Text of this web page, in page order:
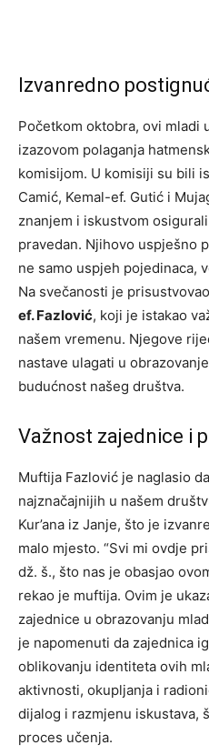
Izvanredno
Početkom oktobra, ovi mladi
izazovom polaganja
komisijom. U komisiji su bili
Camić, Kemal-ef. Gutić i
znanjem i iskustvom
pravedan. Njihovo uspješno
ne samo uspjeh pojedinaca,
Na svečanosti je
ef. Fazlović, koji je istakao
našem vremenu. Njegove
nastave ulagati u
budućnost našeg društva.
Važnost zajednice i
Muftija Fazlović je naglasio
najznačajnijih u našem
Kur’ana iz Janje, što je
malo mjesto. “Svi mi ovdje
dž. š., što nas je obasjao
rekao je muftija. Ovim je
zajednice u obrazovanju
je napomenuti da zajednica
oblikovanju identiteta ovih
aktivnosti, okupljanja i
dijalog i razmjenu iskustava,
proces učenja.